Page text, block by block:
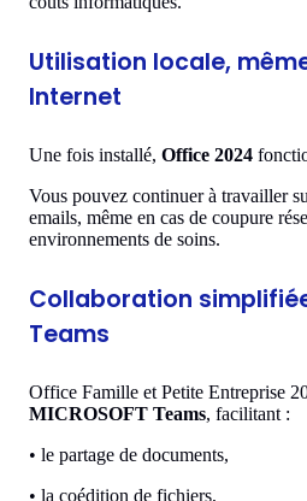
Utilisation locale,
Internet
Une fois installé, Office 2024
Vous pouvez continuer à travailler
emails, même en cas de coupure
environnements de soins.
Collaboration simplifiée
Teams
Office Famille et Petite Entreprise
MICROSOFT Teams, facilitant :
• le partage de documents,
• la coédition de fichiers,